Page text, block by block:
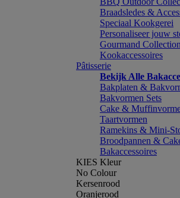
Braadsledes &
Speciaal Kookgerei
Personaliseer jouw
Gourmand Collection
Kookaccessoires
Pâtisserie
Bekijk Alle
Bakplaten &
Bakvormen Sets
Cake &
Taartvormen
Ramekins & Mini-
Broodpannen &
Bakaccessoires
KIES Kleur
No Colour
Kersenrood
Oranjerood